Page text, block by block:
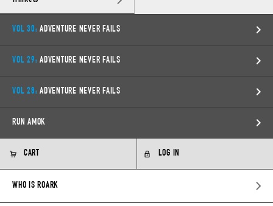
VOL 30: ADVENTURE NEVER FAILS
VOL 29: ADVENTURE NEVER FAILS
VOL 28: ADVENTURE NEVER FAILS
RUN AMOK
CART LOG IN
WHO IS ROARK